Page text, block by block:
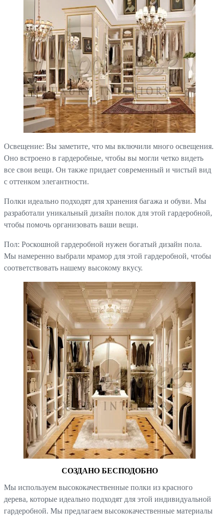
Освещение: Вы заметите, что мы включили много освещения.
Оно встроено в гардеробные, чтобы вы могли четко видеть
все свои вещи. Он также придает современный и чистый вид
с оттенком элегантности.
Полки идеально подходят для хранения багажа и обуви. Мы
разработали уникальный дизайн полок для этой гардеробной,
чтобы помочь организовать ваши вещи.
Пол: Роскошной гардеробной нужен богатый дизайн пола.
Мы намеренно выбрали мрамор для этой гардеробной, чтобы
соответствовать нашему высокому вкусу.
СОЗДАНО БЕСПОДОБНО
Мы используем высококачественные полки из красного
дерева, которые идеально подходят для этой индивидуальной
гардеробной. Мы предлагаем высококачественные материалы